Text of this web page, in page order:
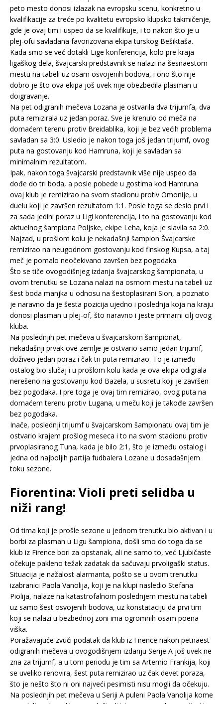
peto mesto donosi izlazak na evropsku scenu, konkretno u
kvalifikacije za treće po kvalitetu evropsko klupsko takmičenje,
gde je ovaj tim i uspeo da se kvalifikuje, i to nakon što je u
plej-ofu savladana favorizovana ekipa turskog Bešiktaša.
Kada smo se već dotakli Lige konferencija, kolo pre kraja
ligaškog dela, švajcarski predstavnik se nalazi na šesnaestom
mestu na tabeli uz osam osvojenih bodova, i ono što nije
dobro je što ova ekipa još uvek nije obezbedila plasman u
doigravanje.
Na pet odigranih mečeva Lozana je ostvarila dva trijumfa, dva
puta remizirala uz jedan poraz. Sve je krenulo od meča na
domaćem terenu protiv Breidablika, koji je bez većih problema
savladan sa 3:0. Usledio je nakon toga još jedan trijumf, ovog
puta na gostovanju kod Hamruna, koji je savladan sa
minimalnim rezultatom.
Ipak, nakon toga švajcarski predstavnik više nije uspeo da
dođe do tri boda, a posle pobede u gostima kod Hamruna
ovaj klub je remizirao na svom stadionu protiv Omonije, u
duelu koji je završen rezultatom 1:1. Posle toga se desio prvi i
za sada jedini poraz u Ligi konferencija, i to na gostovanju kod
aktuelnog šampiona Poljske, ekipe Leha, koja je slavila sa 2:0.
Najzad, u prošlom kolu je nekadašnji šampion Švajcarske
remizirao na neugodnom gostovanju kod finskog Kupsa, a taj
meč je pomalo neočekivano završen bez pogodaka.
Što se tiče ovogodišnjeg izdanja švajcarskog šampionata, u
ovom trenutku se Lozana nalazi na osmom mestu na tabeli uz
šest boda manjka u odnosu na šestoplasirani Sion, a poznato
je naravno da je šesta pozicija ujedno i poslednja koja na kraju
donosi plasman u plej-of, što naravno i jeste primarni cilj ovog
kluba.
Na poslednjih pet mečeva u švajcarskom šampionat,
nekadašnji prvak ove zemlje je ostvario samo jedan trijumf,
doživeo jedan poraz i čak tri puta remizirao. To je između
ostalog bio slučaj i u prošlom kolu kada je ova ekipa odigrala
nerešeno na gostovanju kod Bazela, u susretu koji je završen
bez pogodaka. I pre toga je ovaj tim remizirao, ovog puta na
domaćem terenu protiv Lugana, u meču koji je takođe završen
bez pogodaka.
Inače, poslednji trijumf u švajcarskom šampionatu ovaj tim je
ostvario krajem prošlog meseca i to na svom stadionu protiv
prvoplasiranog Tuna, kada je bilo 2:1, što je između ostalog i
jedna od najboljih partija fudbalera Lozane u dosadašnjem
toku sezone.
Fiorentina: Violi preti selidba u
niži rang!
Od tima koji je prošle sezone u jednom trenutku bio aktivan i u
borbi za plasman u Ligu šampiona, došli smo do toga da se
klub iz Firence bori za opstanak, ali ne samo to, već Ljubičaste
očekuje pakleno težak zadatak da sačuvaju prvoligaški status.
Situacija je nažalost alarmanta, pošto se u ovom trenutku
izabranici Paola Vanolija, koji je na klupi nasledio Stefana
Piolija, nalaze na katastrofalnom poslednjem mestu na tabeli
uz samo šest osvojenih bodova, uz konstataciju da prvi tim
koji se nalazi u bezbednoj zoni ima ogromnih osam poena
viška.
Poražavajuće zvuči podatak da klub iz Firence nakon petnaest
odigranih mečeva u ovogodišnjem izdanju Serije A još uvek ne
zna za trijumf, a u tom periodu je tim sa Artemio Frankija, koji
se uveliko renovira, šest puta remizirao uz čak devet poraza,
što je nešto što ni oni najveći pesimisti nisu mogli da očekuju.
Na poslednjih pet mečeva u Seriji A puleni Paola Vanolija kome